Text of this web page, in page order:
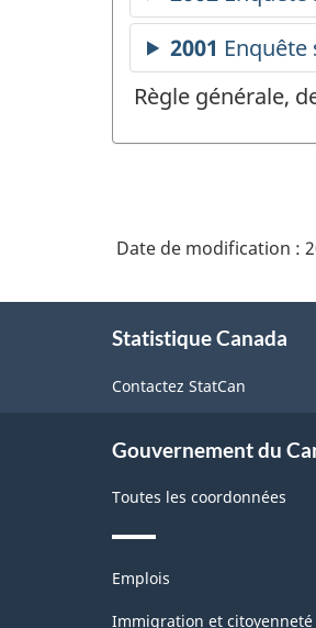
Règle générale,
Date de modification :
Statistique Canada
Contactez StatCan
Gouvernement du
Toutes les coordonnées
Thèmes
sujets
Emplois
Immigration et citoyenneté